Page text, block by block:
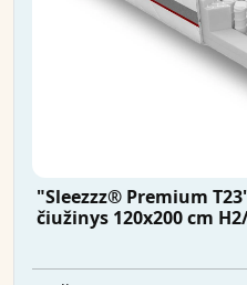
"Sleezzz® Premium
čiužinys 120x200 cm